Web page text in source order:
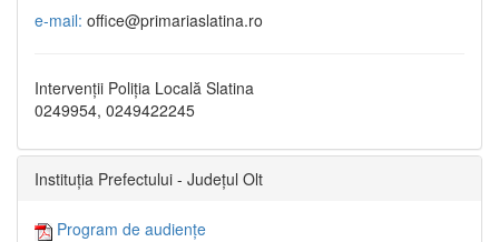
e-mail: office@primariaslatina.ro
Intervenții Poliția Locală Slatina
0249954, 0249422245
Instituția Prefectului - Județul Olt
Program de audiențe